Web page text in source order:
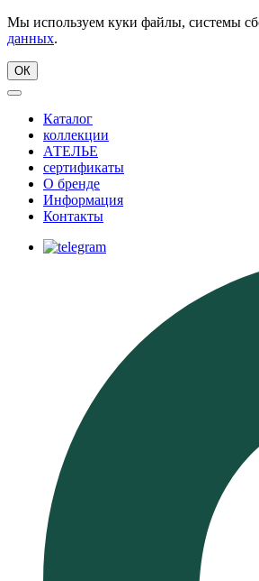
Мы используем куки файлы, системы
данных.
ОК
Каталог
коллекции
АТЕЛЬЕ
сертификаты
О бренде
Информация
Контакты